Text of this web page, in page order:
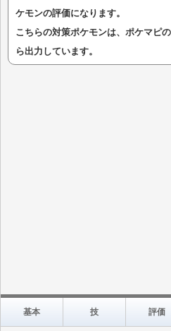
ケモンの評価になります。
こちらの対策ポケモンは、ポケマピ
ら出力しています。
基本 技 評価